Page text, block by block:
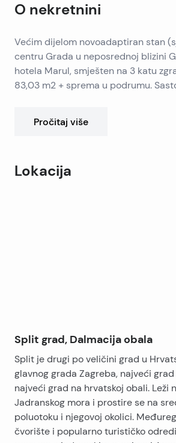
O nekretnini
Većim dijelom novoadaptiran stan
centru Grada u neposrednoj blizini
hotela Marul, smješten na 3 katu
83,03 m2 + sprema u podrumu.
Pročitaj više
Lokacija
Split grad, Dalmacija obala
Split je drugi po veličini grad u
glavnog grada Zagreba, najveći
najveći grad na hrvatskoj obali. Leži
Jadranskog mora i prostire se na
poluotoku i njegovoj okolici.
čvorište i popularno turističko